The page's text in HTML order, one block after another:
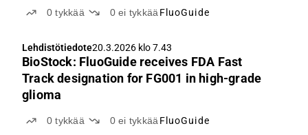
0tykkää 0ei tykkää FluoGuide
Lehdistötiedote20.3.2026 klo 7.43
BioStock: FluoGuide receives FDA Fast
Track designation for FG001 in high-grade
glioma
0tykkää 0ei tykkää FluoGuide